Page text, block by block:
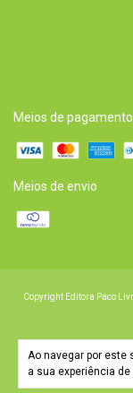
Ao navegar por este
a sua experiência de
Meios de pagamento
Meios de envio
Copyright Editora Paco